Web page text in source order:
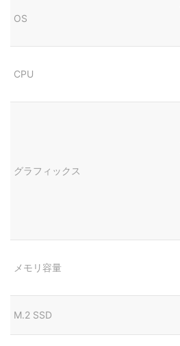
OS
CPU
グラフィックス
メモリ容量
M.2 SSD